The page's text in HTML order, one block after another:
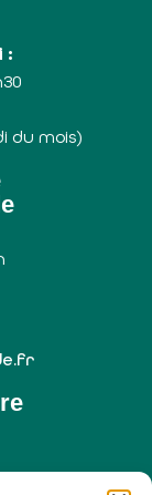
:
du mois)